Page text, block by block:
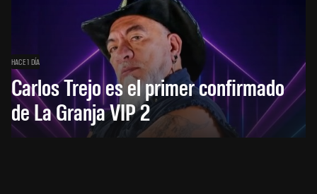
HACE 1 DÍA
Carlos Trejo es el primer confirmado
de La Granja VIP 2